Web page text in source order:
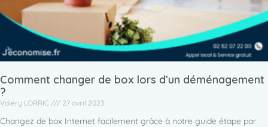
Comment changer de box lors d’un déménagement
?
Valéry LORRIC 27 avril 2023
Changez de box Internet facilement grâce à notre guide étape par